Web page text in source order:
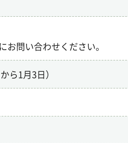
問い合わせください。
ら1月3日）